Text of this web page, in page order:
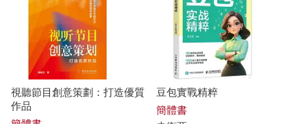
Lionni(21) 姚雪垠(21)
李長之(21) 田邊伊衛郎(21)
矢吹健太朗(21)
上海古籍出版社(141)
上揚(140)
人民音樂出版社(139)
視聽節目創意策劃：打造優質
作品
豆包實戰精粹
簡體書